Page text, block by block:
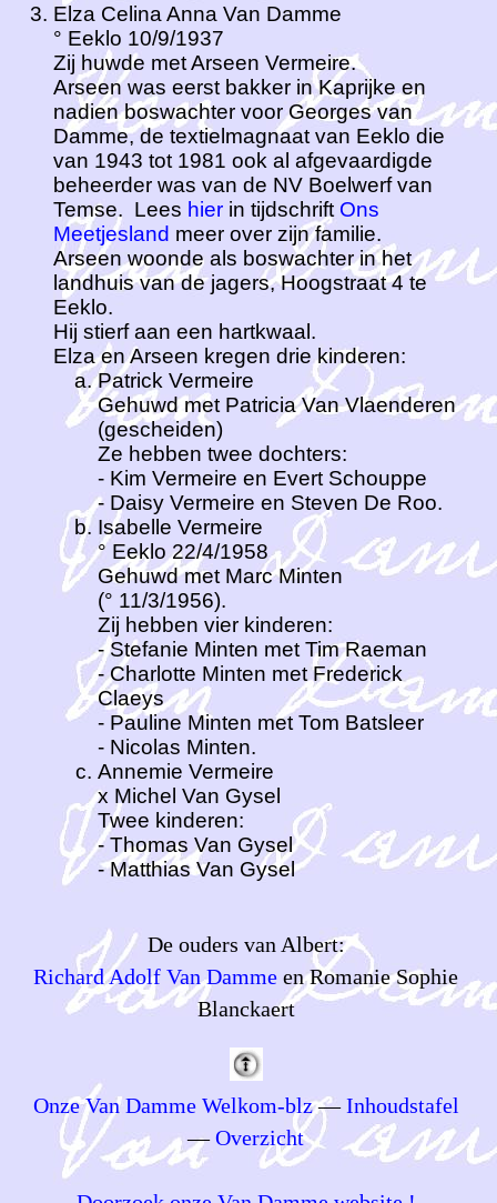
Elza Celina Anna Van Damme
° Eeklo 10/9/1937
Zij huwde met Arseen Vermeire.
Arseen was eerst bakker in Kaprijke en
nadien boswachter voor Georges van
Damme, de textielmagnaat van Eeklo die
van 1943 tot 1981 ook al afgevaardigde
beheerder was van de NV Boelwerf van
Temse. Lees hier in tijdschrift Ons
Meetjesland meer over zijn familie.
Arseen woonde als boswachter in het
landhuis van de jagers, Hoogstraat 4 te
Eeklo.
Hij stierf aan een hartkwaal.
Elza en Arseen kregen drie kinderen:
Patrick Vermeire
Gehuwd met Patricia Van Vlaenderen
(gescheiden)
Ze hebben twee dochters:
- Kim Vermeire en Evert Schouppe
- Daisy Vermeire en Steven De Roo.
Isabelle Vermeire
° Eeklo 22/4/1958
Gehuwd met Marc Minten
(° 11/3/1956).
Zij hebben vier kinderen:
- Stefanie Minten met Tim Raeman
- Charlotte Minten met Frederick
Claeys
- Pauline Minten met Tom Batsleer
- Nicolas Minten.
Annemie Vermeire
x Michel Van Gysel
Twee kinderen:
- Thomas Van Gysel
- Matthias Van Gysel
De ouders van Albert:
Richard Adolf Van Damme en Romanie Sophie
Blanckaert
Onze Van Damme Welkom-blz—Inhoudstafel
—Overzicht